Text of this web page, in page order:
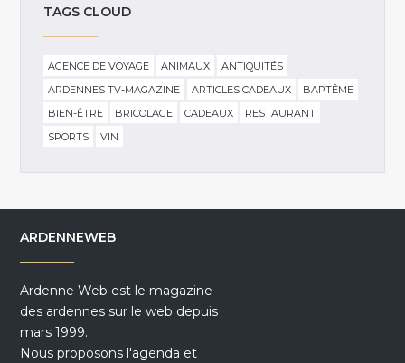
TAGS CLOUD
AGENCE DE VOYAGE ANIMAUX
ANTIQUITÉS
ARDENNES TV-MAGAZINE
ARTICLES CADEAUX
BAPTÊME
BIEN-ÊTRE
BRICOLAGE CADEAUX
RESTAURANT
SPORTS
VIN
ARDENNEWEB
Ardenne Web est le magazine
des ardennes sur le web depuis
mars 1999.
Nous proposons l'agenda et